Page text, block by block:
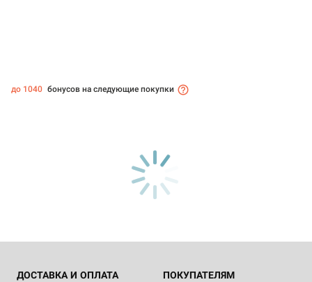
до 1040 бонусов на следующие покупки
ДОСТАВКА И ОПЛАТА ПОКУПАТЕЛЯМ